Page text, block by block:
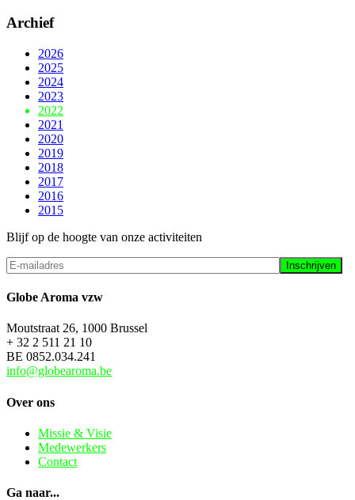
Archief
2026
2025
2024
2023
2022
2021
2020
2019
2018
2017
2016
2015
Blijf op de hoogte van onze activiteiten
Globe Aroma vzw
Moutstraat 26, 1000 Brussel
+ 32 2 511 21 10
BE 0852.034.241
info@globearoma.be
Over ons
Missie & Visie
Medewerkers
Contact
Ga naar...